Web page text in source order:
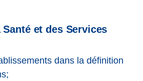
et des Services
dans la définition